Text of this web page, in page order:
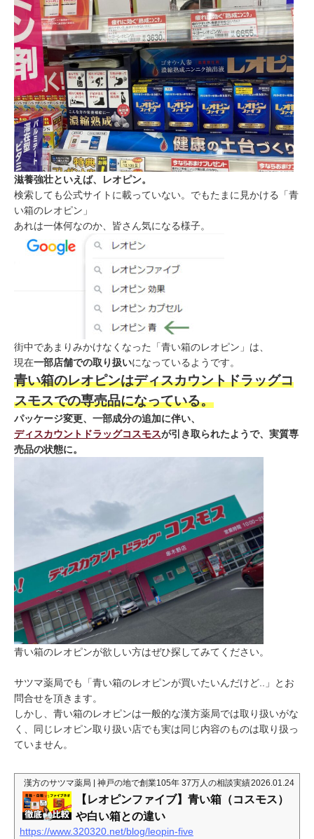
滋養強壮といえば、レオピン。
検索しても公式サイトに載っていない。でもたまに見かける「青
い箱のレオピン」
あれは一体何なのか、皆さん気になる様子。
街中であまりみかけなくなった「青い箱のレオピン」は、
現在一部店舗での取り扱いになっているようです。
青い箱のレオピンはディスカウントドラッグコ
スモスでの専売品になっている。
パッケージ変更、一部成分の追加に伴い、
ディスカウントドラッグコスモスが引き取られたようで、実質専
売品の状態に。
青い箱のレオピンが欲しい方はぜひ探してみてください。
サツマ薬局でも「青い箱のレオピンが買いたいんだけど..」とお
問合せを頂きます。
しかし、青い箱のレオピンは一般的な漢方薬局では取り扱いがな
く、同じレオピン取り扱い店でも実は同じ内容のものは取り扱っ
ていません。
漢方のサツマ薬局 | 神戸の地で創業105年 37万人の相談実績2026.01.24
【レオピンファイブ】青い箱（コスモス）
や白い箱との違い
https://www.320320.net/blog/leopin-five